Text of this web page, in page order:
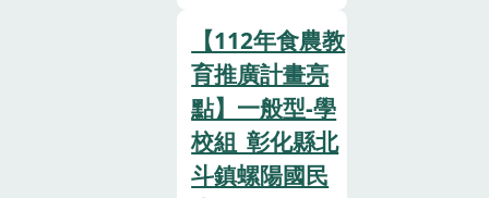
實作。參訪體驗
參訪友善蛋雞場
或雜糧生產有機
農場或有機生態
農場。農場主分
享
班的故事。苦茶
初相識認識原生
小果種油茶樹，
介紹台灣各地油
茶樹栽種區以及
長安成立的新竹
【112年食農教
育推廣計畫亮
點】一般型-學
校組_彰化縣北
斗鎮螺陽國民